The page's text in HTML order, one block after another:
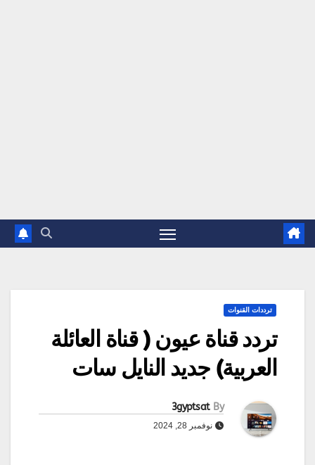
ترددات القنوات
تردد قناة عيون ( قناة العائلة
العربية) جديد النايل سات
By
3gyptsat
نوفمبر 28, 2024